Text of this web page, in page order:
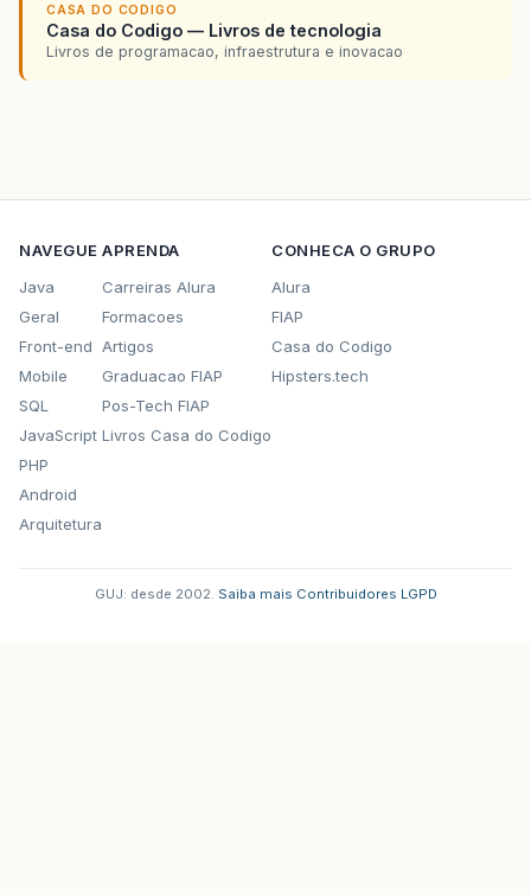
CASA DO CODIGO
Casa do Codigo — Livros de tecnologia
Livros de programacao, infraestrutura e inovacao
NAVEGUE
Java
Geral
Front-end
Mobile
SQL
JavaScript
PHP
Android
Arquitetura
APRENDA
Carreiras Alura
Formacoes
Artigos
Graduacao FIAP
Pos-Tech FIAP
Livros Casa do Codigo
CONHECA O GRUPO
Alura
FIAP
Casa do Codigo
Hipsters.tech
GUJ: desde 2002. Saiba mais Contribuidores LGPD